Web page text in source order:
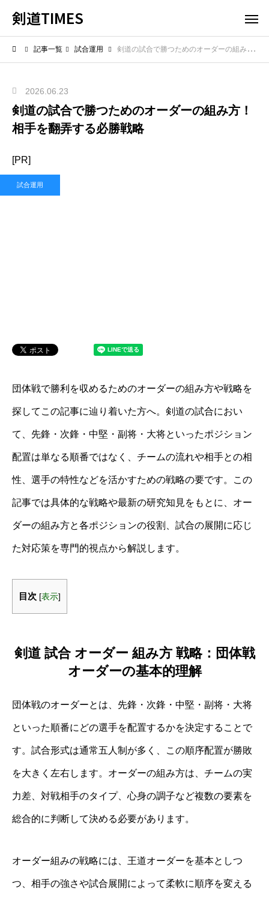
剣道TIMES
記事一覧 試合運用 剣道の試合で勝つためのオーダーの組み方！相手を翻弄する必勝戦略
2026.06.23
剣道の試合で勝つためのオーダーの組み方！
相手を翻弄する必勝戦略
[PR]
試合運用
団体戦で勝利を収めるためのオーダーの組み方や戦略を
探してこの記事に辿り着いた方へ。剣道の試合におい
て、先鋒・次鋒・中堅・副将・大将といったポジション
配置は単なる順番ではなく、チームの流れや相手との相
性、選手の特性などを活かすための戦略の要です。この
記事では具体的な戦略や最新の研究知見をもとに、オー
ダーの組み方と各ポジションの役割、試合の展開に応じ
た対応策を専門的視点から解説します。
目次 [表示]
剣道 試合 オーダー 組み方 戦略：団体戦
オーダーの基本的理解
団体戦のオーダーとは、先鋒・次鋒・中堅・副将・大将
といった順番にどの選手を配置するかを決定することで
す。試合形式は通常五人制が多く、この順序配置が勝敗
を大きく左右します。オーダーの組み方は、チームの実
力差、対戦相手のタイプ、心身の調子など複数の要素を
総合的に判断して決める必要があります。
オーダー組みの戦略には、王道オーダーを基本としつ
つ、相手の強さや試合展開によって柔軟に順序を変える